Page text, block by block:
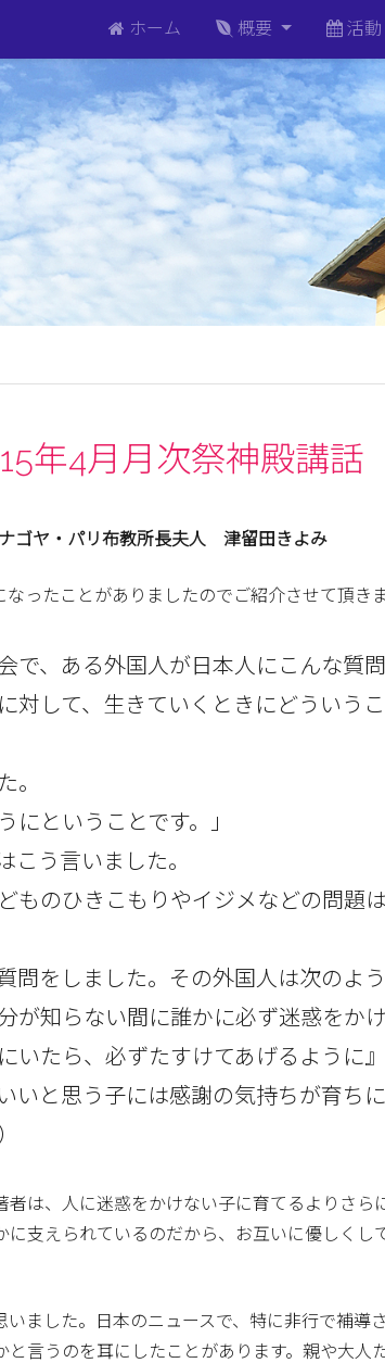
ホーム 概要 活動
年4月月次祭神殿講話
ナゴヤ・パリ布教所長夫人 津留田きよみ
ったことがありましたのでご紹介させて頂きま
で、ある外国人が日本人にこんな質問
対して、生きていくときにどういう
。
にということです。」
こう言いました。
ものひきこもりやイジメなどの問題
問をしました。その外国人は次のよう
が知らない間に誰かに必ず迷惑をか
いたら、必ずたすけてあげるように
いと思う子には感謝の気持ちが育ち
者は、人に迷惑をかけない子に育てるよりさら
支えられているのだから、お互いに優しくし
いました。日本のニュースで、特に非行で補導
言うのを耳にしたことがあります。親や大人